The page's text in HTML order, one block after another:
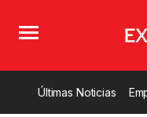
Últimas Noticias